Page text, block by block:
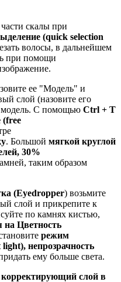
скалы при
(quick selection
волосы, в дальнейшем
при помощи
ее "Модель" и
слой (назовите его
модель. С помощью Ctrl + T
(free
. Большой мягкой круглой
30%
таким образом
(Eyedropper) возьмите
слой и прикрепите к
по камнях кистью,
Цветность
режим
light), непрозрачность
ему больше света.
слой в